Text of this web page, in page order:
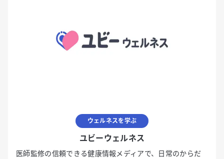
ウェルネスを学ぶ
ユビーウェルネス
医師監修の信頼できる健康情報メディアで、日常のからだ